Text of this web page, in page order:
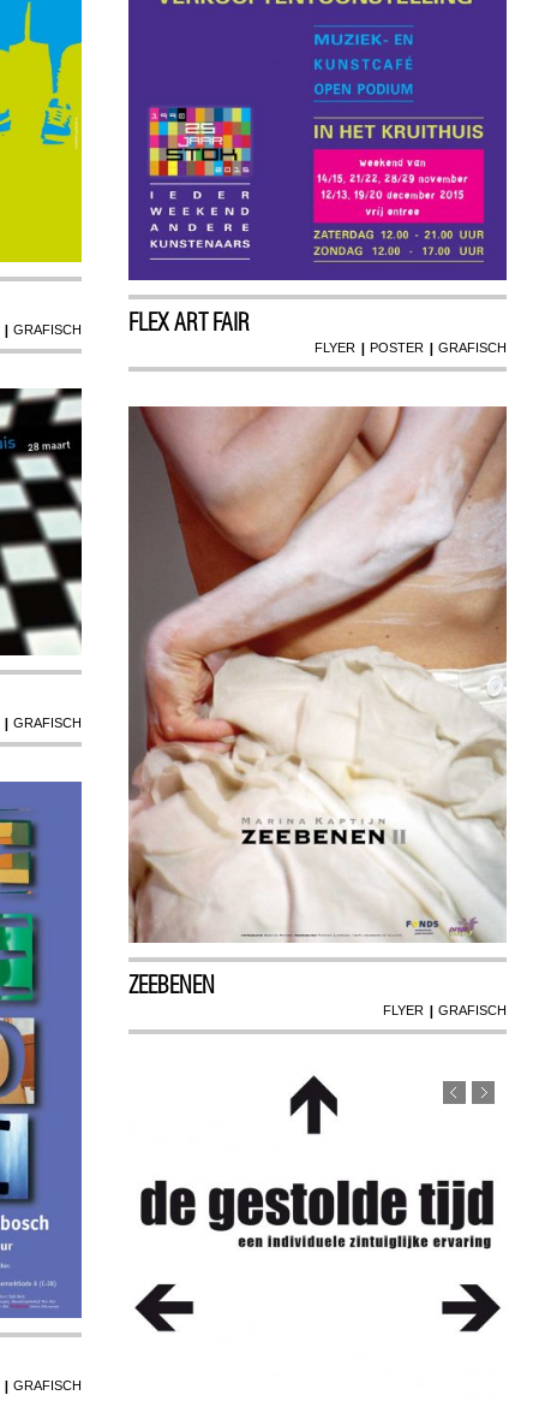
| GRAFISCH FLEX ART FAIR
FLYER | POSTER | GRAFISCH
| GRAFISCH
ZEEBENEN
FLYER | GRAFISCH
| GRAFISCH